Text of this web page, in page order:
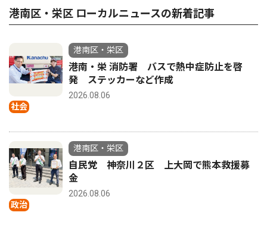
港南区・栄区 ローカルニュースの新着記事
社会
港南区・栄区
港南・栄 消防署 バスで熱中症防止を啓
発 ステッカーなど作成
2026.08.06
政治
港南区・栄区
自民党 神奈川２区 上大岡で熊本救援募
金
2026.08.06